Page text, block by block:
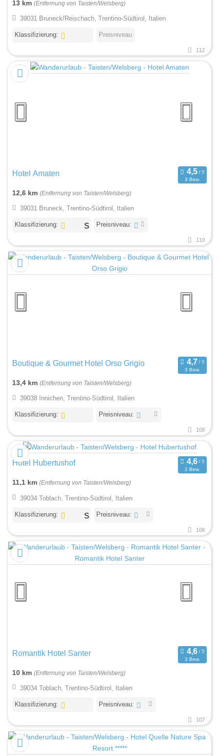
13 km (Entfernung von Taisten/Welsberg)
39031 Bruneck/Reischach, Trentino-Südtirol, Italien
Klassifizierung: Preisniveau
112
Hotel Amaten
3 Bew.
12,6 km (Entfernung von Taisten/Welsberg)
39031 Bruneck, Trentino-Südtirol, Italien
Klassifizierung: Preisniveau:
110
Boutique & Gourmet Hotel Orso Grigio
3 Bew.
13,4 km (Entfernung von Taisten/Welsberg)
39038 Innichen, Trentino-Südtirol, Italien
Klassifizierung: Preisniveau:
108
Hotel Hubertushof
2 Bew.
11,1 km (Entfernung von Taisten/Welsberg)
39034 Toblach, Trentino-Südtirol, Italien
Klassifizierung: Preisniveau:
108
Romantik Hotel Santer
3 Bew.
10 km (Entfernung von Taisten/Welsberg)
39034 Toblach, Trentino-Südtirol, Italien
Klassifizierung: Preisniveau:
107